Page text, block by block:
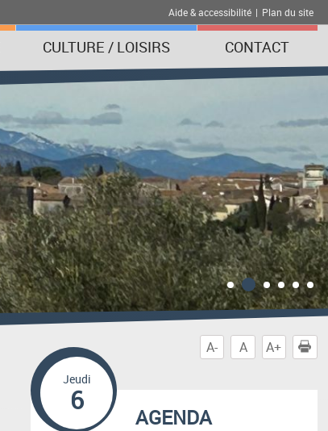
Aide & accessibilité | Plan du site
CULTURE / LOISIRS CONTACT
A- A A+
AGENDA
Jeudi
6